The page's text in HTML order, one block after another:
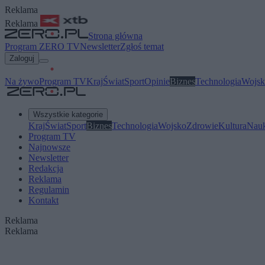
Reklama
Reklama
Strona główna
Program ZERO TVNewsletterZgłoś temat
Zaloguj
Na żywoProgram TVKrajŚwiatSportOpinieBiznesTechnologia
Wszystkie kategorie
KrajŚwiatSportBiznesTechnologiaWojskoZdrowieKultura
Program TV
Najnowsze
Newsletter
Redakcja
Reklama
Regulamin
Kontakt
Reklama
Reklama